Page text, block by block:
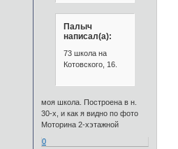
Палыч
написал(а):
73 школа на
Котовского, 16.
моя школа. Построена в н.
30-х, и как я видно по фото
Моторина 2-хэтажной
0